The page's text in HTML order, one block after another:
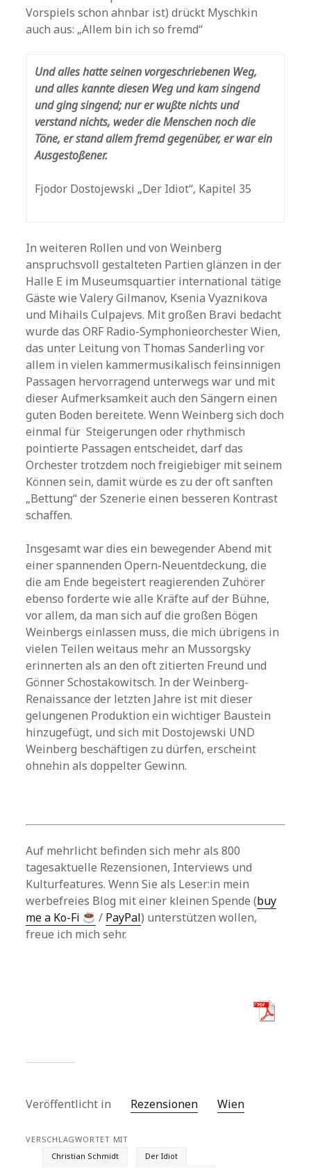
Vorspiels schon ahnbar ist) drückt Myschkin
auch aus: „Allem bin ich so fremd“
Und alles hatte seinen vorgeschriebenen Weg,
und alles kannte diesen Weg und kam singend
und ging singend; nur er wußte nichts und
verstand nichts, weder die Menschen noch die
Töne, er stand allem fremd gegenüber, er war ein
Ausgestoßener.
Fjodor Dostojewski „Der Idiot“, Kapitel 35
In weiteren Rollen und von Weinberg
anspruchsvoll gestalteten Partien glänzen in der
Halle E im Museumsquartier international tätige
Gäste wie Valery Gilmanov, Ksenia Vyaznikova
und Mihails Culpajevs. Mit großen Bravi bedacht
wurde das ORF Radio-Symphonieorchester Wien,
das unter Leitung von Thomas Sanderling vor
allem in vielen kammermusikalisch feinsinnigen
Passagen hervorragend unterwegs war und mit
dieser Aufmerksamkeit auch den Sängern einen
guten Boden bereitete. Wenn Weinberg sich doch
einmal für Steigerungen oder rhythmisch
pointierte Passagen entscheidet, darf das
Orchester trotzdem noch freigiebiger mit seinem
Können sein, damit würde es zu der oft sanften
„Bettung“ der Szenerie einen besseren Kontrast
schaffen.
Insgesamt war dies ein bewegender Abend mit
einer spannenden Opern-Neuentdeckung, die
die am Ende begeistert reagierenden Zuhörer
ebenso forderte wie alle Kräfte auf der Bühne,
vor allem, da man sich auf die großen Bögen
Weinbergs einlassen muss, die mich übrigens in
vielen Teilen weitaus mehr an Mussorgsky
erinnerten als an den oft zitierten Freund und
Gönner Schostakowitsch. In der Weinberg-
Renaissance der letzten Jahre ist mit dieser
gelungenen Produktion ein wichtiger Baustein
hinzugefügt, und sich mit Dostojewski UND
Weinberg beschäftigen zu dürfen, erscheint
ohnehin als doppelter Gewinn.
Auf mehrlicht befinden sich mehr als 800
tagesaktuelle Rezensionen, Interviews und
Kulturfeatures. Wenn Sie als Leser:in mein
werbefreies Blog mit einer kleinen Spende (buy
me a Ko-Fi
/ PayPal) unterstützen wollen,
freue ich mich sehr.
Veröffentlicht in Rezensionen Wien
VERSCHLAGWORTET MIT
Christian Schmidt
Der Idiot